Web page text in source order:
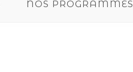
NOS PROGRAMMES